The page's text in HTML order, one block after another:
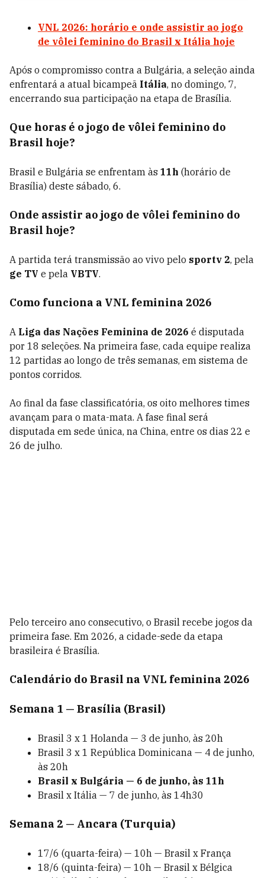
VNL 2026: horário e onde assistir ao jogo
de vôlei feminino do Brasil x Itália hoje
Após o compromisso contra a Bulgária, a seleção ainda
enfrentará a atual bicampeã Itália, no domingo, 7,
encerrando sua participação na etapa de Brasília.
Que horas é o jogo de vôlei feminino do
Brasil hoje?
Brasil e Bulgária se enfrentam às 11h (horário de
Brasília) deste sábado, 6.
Onde assistir ao jogo de vôlei feminino do
Brasil hoje?
A partida terá transmissão ao vivo pelo sportv 2, pela
ge TV e pela VBTV.
Como funciona a VNL feminina 2026
A Liga das Nações Feminina de 2026 é disputada
por 18 seleções. Na primeira fase, cada equipe realiza
12 partidas ao longo de três semanas, em sistema de
pontos corridos.
Ao final da fase classificatória, os oito melhores times
avançam para o mata-mata. A fase final será
disputada em sede única, na China, entre os dias 22 e
26 de julho.
Pelo terceiro ano consecutivo, o Brasil recebe jogos da
primeira fase. Em 2026, a cidade-sede da etapa
brasileira é Brasília.
Calendário do Brasil na VNL feminina 2026
Semana 1 — Brasília (Brasil)
Brasil 3 x 1 Holanda — 3 de junho, às 20h
Brasil 3 x 1 República Dominicana — 4 de junho,
às 20h
Brasil x Bulgária — 6 de junho, às 11h
Brasil x Itália — 7 de junho, às 14h30
Semana 2 — Ancara (Turquia)
17/6 (quarta-feira) — 10h — Brasil x França
18/6 (quinta-feira) — 10h — Brasil x Bélgica